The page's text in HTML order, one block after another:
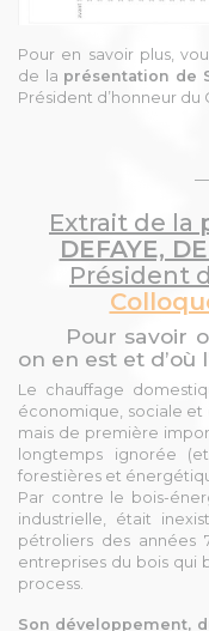
Pour en savoir plus,
de la présentation de
Président d’honneur du
Extrait de la
DEFAYE,
Président
Pour savoir
on en est et d’où
Le chauffage
économique, sociale et
mais de première
longtemps ignorée
forestières et
Par contre le bois-
industrielle, était
pétroliers des années
entreprises du bois qui
process.
Son développement,